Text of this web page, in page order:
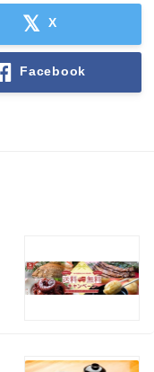
X
Facebook